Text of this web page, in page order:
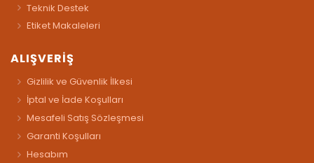
Teknik Destek
Etiket Makaleleri
ALIŞVERİŞ
Gizlilik ve Güvenlik İlkesi
İptal ve İade Koşulları
Mesafeli Satış Sözleşmesi
Garanti Koşulları
Hesabım